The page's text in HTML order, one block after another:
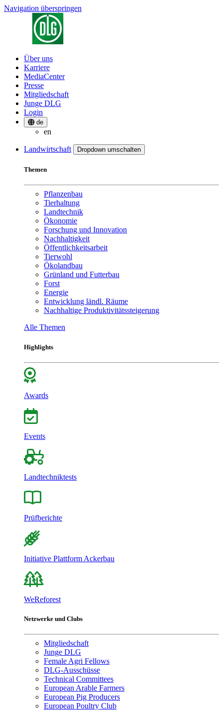
Navigation überspringen
Über uns
Karriere
MediaCenter
Presse
Mitgliedschaft
Junge DLG
Login
de
en
Landwirtschaft Dropdown umschalten
Themen
Pflanzenbau
Tierhaltung
Landtechnik
Ökonomie
Forschung und Innovation
Nachhaltigkeit
Öffentlichkeitsarbeit
Tierwohl
Ökolandbau
Grünland und Futterbau
Forst
Energie
Entwicklung ländl. Räume
Nachhaltige Produktivitätssteigerung
Alle Themen
Highlights
Awards
Events
Landtechniktests
Prüfberichte
Initiative Plattform Ackerbau
WeReforest
Netzwerke und Clubs
Mitgliedschaft
Junge DLG
Female Agri Fellows
DLG-Ausschüsse
Technical Committees
European Arable Farmers
European Pig Producers
European Poultry Club